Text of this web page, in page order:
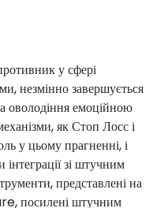
у сфері
незмінно завершується
оволодіння емоційною
як Стоп Лосс і
у цьому прагненні, і
зі штучним
представлені на
посилені штучним